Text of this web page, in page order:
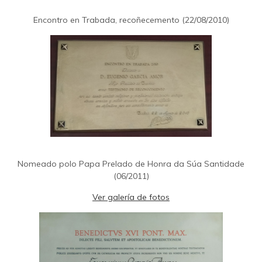
Encontro en Trabada, recoñecemento (22/08/2010)
Nomeado polo Papa Prelado de Honra da Súa Santidade
(06/2011)
Ver galería de fotos